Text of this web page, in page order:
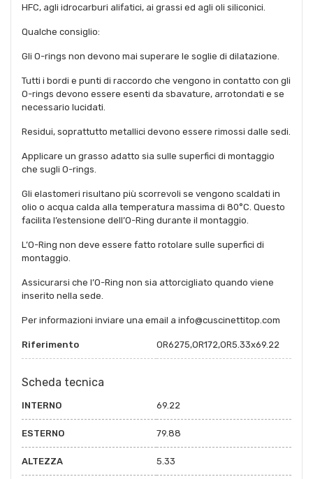
HFC, agli idrocarburi alifatici, ai grassi ed agli oli siliconici.
Qualche consiglio:
Gli O-rings non devono mai superare le soglie di dilatazione.
Tutti i bordi e punti di raccordo che vengono in contatto con gli
O-rings devono essere esenti da sbavature, arrotondati e se
necessario lucidati.
Residui, soprattutto metallici devono essere rimossi dalle sedi.
Applicare un grasso adatto sia sulle superfici di montaggio
che sugli O-rings.
Gli elastomeri risultano più scorrevoli se vengono scaldati in
olio o acqua calda alla temperatura massima di 80°C. Questo
facilita l’estensione dell’O-Ring durante il montaggio.
L’O-Ring non deve essere fatto rotolare sulle superfici di
montaggio.
Assicurarsi che l’O-Ring non sia attorcigliato quando viene
inserito nella sede.
Per informazioni inviare una email a info@cuscinettitop.com
Riferimento OR6275,OR172,OR5.33x69.22
Scheda tecnica
INTERNO 69.22
ESTERNO 79.88
ALTEZZA 5.33